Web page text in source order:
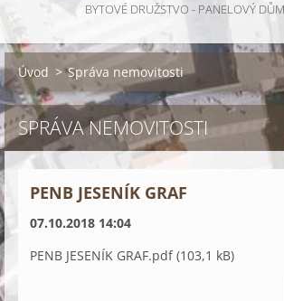
BYTOVÉ DRUŽSTVO - PANELOVÝ
Úvod > Správa nemovitosti
SPRÁVA NEMOVITOSTI
PENB JESENÍK GRAF
07.10.2018 14:04
PENB JESENÍK GRAF.pdf (103,1 kB)